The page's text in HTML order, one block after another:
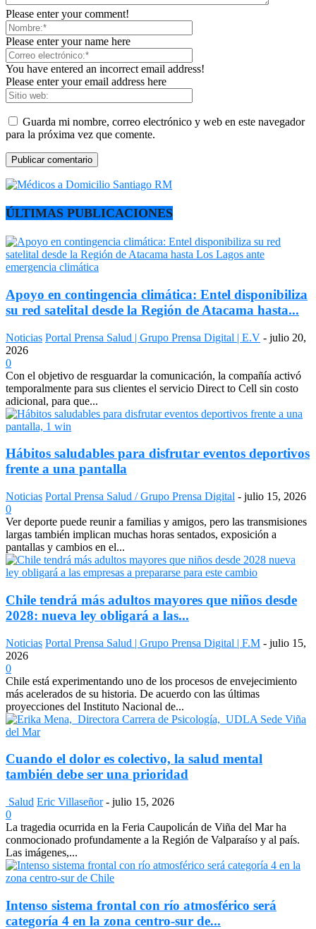
Please enter your comment!
Please enter your name here
You have entered an incorrect email address!
Please enter your email address here
Guarda mi nombre, correo electrónico y web en este navegador
para la próxima vez que comente.
ÚLTIMAS PUBLICACIONES
Apoyo en contingencia climática: Entel disponibiliza
su red satelital desde la Región de Atacama hasta...
Noticias Portal Prensa Salud | Grupo Prensa Digital | E.V - julio 20,
2026
0
Con el objetivo de resguardar la comunicación, la compañía activó
temporalmente para sus clientes el servicio Direct to Cell sin costo
adicional, para que...
Hábitos saludables para disfrutar eventos deportivos
frente a una pantalla
Noticias Portal Prensa Salud / Grupo Prensa Digital - julio 15, 2026
0
Ver deporte puede reunir a familias y amigos, pero las transmisiones
largas también implican muchas horas sentados, exposición a
pantallas y cambios en el...
Chile tendrá más adultos mayores que niños desde
2028: nueva ley obligará a las...
Noticias Portal Prensa Salud | Grupo Prensa Digital | F.M - julio 15,
2026
0
Chile está experimentando uno de los procesos de envejecimiento
más acelerados de su historia. De acuerdo con las últimas
proyecciones del Instituto Nacional de...
Cuando el dolor es colectivo, la salud mental
también debe ser una prioridad
Salud Eric Villaseñor - julio 15, 2026
0
La tragedia ocurrida en la Feria Caupolicán de Viña del Mar ha
conmocionado profundamente a la Región de Valparaíso y al país.
Las imágenes,...
Intenso sistema frontal con río atmosférico será
categoría 4 en la zona centro-sur de...